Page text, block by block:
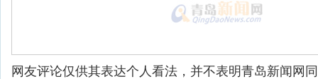
网友评论仅供其表达个人看法，并不表明青岛新闻网